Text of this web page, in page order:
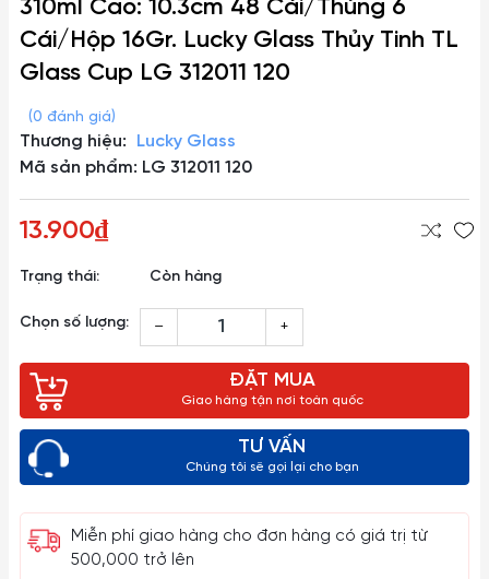
310ml Cao: 10.3cm 48 Cái/Thùng 6
Cái/Hộp 16Gr. Lucky Glass Thủy Tinh TL
Glass Cup LG 312011 120
(0 đánh giá)
Thương hiệu:
Lucky Glass
Mã sản phẩm: LG 312011 120
13.900₫
Trạng thái: Còn hàng
Chọn số lượng: – +
ĐẶT MUA
Giao hàng tận nơi toàn quốc
TƯ VẤN
Chúng tôi sẽ gọi lại cho bạn
Miễn phí giao hàng cho đơn hàng có giá trị từ
500,000 trở lên